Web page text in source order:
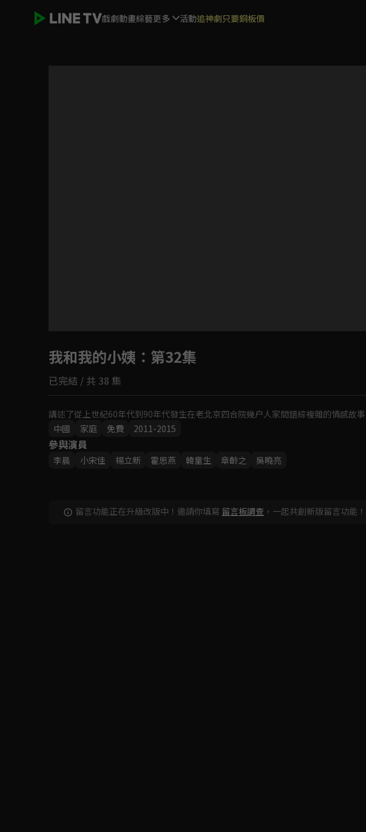
戲劇動畫綜藝更多 活動追神劇只要銅板價
Video
如有不便請見諒
我和我的小姨 ：第32集
已完結 / 共 38 集
講述了從上世紀60年代到90年代發生在老北京四合院幾户人家間錯綜複雜的情感故事
中國
家庭 免費 2011-2015
參與演員
李晨 小宋佳 楊立新 霍思燕 韓童生 章齡之 吳曉亮
留言功能正在升級改版中！邀請你填寫 留言板調查 ，一起共創新版留言功能！